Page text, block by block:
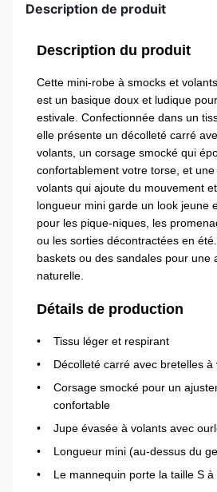
Description de produit
Description du produit
Cette mini-robe à smocks et
est un basique doux et ludique
estivale. Confectionnée dans un
elle présente un décolleté carré
volants, un corsage smocké qui
confortablement votre torse, et
volants qui ajoute du mouvement
longueur mini garde un look jeune
pour les pique-niques, les
ou les sorties décontractées en
baskets ou des sandales pour une
naturelle.
Détails de production
Tissu léger et respirant
Décolleté carré avec bretelles à
Corsage smocké pour un
confortable
Jupe évasée à volants avec
Longueur mini (au-dessus du
Le mannequin porte la taille S